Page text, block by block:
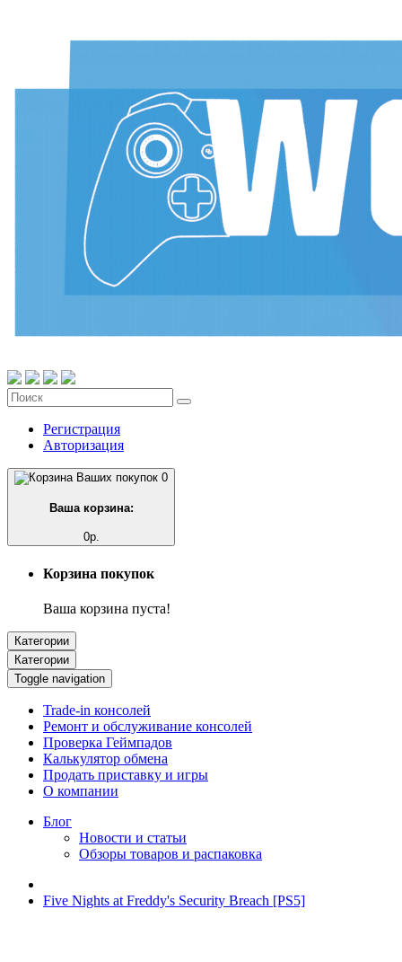
Регистрация
Авторизация
0
Ваша корзина:
0р.
Корзина покупок
Ваша корзина пуста!
Категории
Категории
Toggle navigation
Trade-in консолей
Ремонт и обслуживание консолей
Проверка Геймпадов
Калькулятор обмена
Продать приставку и игры
О компании
Блог
Новости и статьи
Обзоры товаров и распаковка
Five Nights at Freddy's Security Breach [PS5]